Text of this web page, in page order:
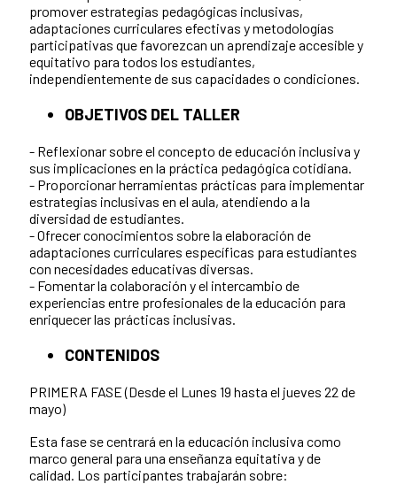
promover estrategias pedagógicas inclusivas,
adaptaciones curriculares efectivas y metodologías
participativas que favorezcan un aprendizaje accesible y
equitativo para todos los estudiantes,
independientemente de sus capacidades o condiciones.
OBJETIVOS DEL TALLER
- Reflexionar sobre el concepto de educación inclusiva y
sus implicaciones en la práctica pedagógica cotidiana.
- Proporcionar herramientas prácticas para implementar
estrategias inclusivas en el aula, atendiendo a la
diversidad de estudiantes.
- Ofrecer conocimientos sobre la elaboración de
adaptaciones curriculares específicas para estudiantes
con necesidades educativas diversas.
- Fomentar la colaboración y el intercambio de
experiencias entre profesionales de la educación para
enriquecer las prácticas inclusivas.
CONTENIDOS
PRIMERA FASE (Desde el Lunes 19 hasta el jueves 22 de
mayo)
Esta fase se centrará en la educación inclusiva como
marco general para una enseñanza equitativa y de
calidad. Los participantes trabajarán sobre: